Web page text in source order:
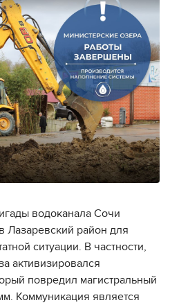
водоканала Сочи
Лазаревский район для
ситуации. В частности,
активизировался
повредил магистральный
Коммуникация является